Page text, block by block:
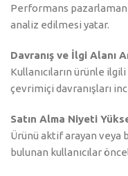
Performans
analiz edilmesi yatar.
Davranış ve İlgi Alanı
Kullanıcıların ürünle
çevrimiçi davranışları
Satın Alma Niyeti
Ürünü aktif arayan
bulunan kullanıcılar